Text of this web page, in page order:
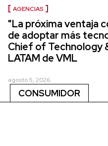
AGENCIAS
"La próxima ventaja
de adoptar más
Chief of Technology
LATAM de VML
agosto 5, 2026
CONSUMIDOR